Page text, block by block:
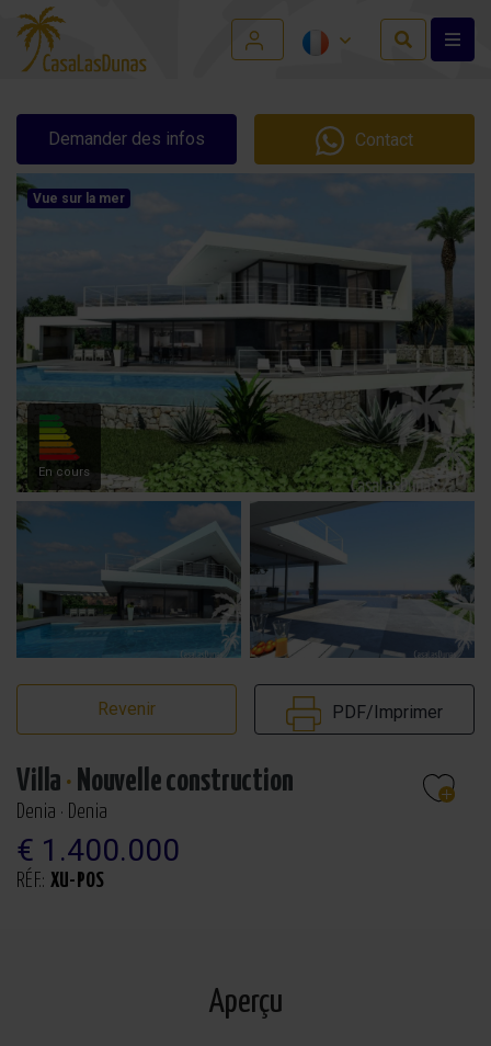
Demander des infos Contact
Vue sur la mer
En cours
Revenir PDF/Imprimer
Villa · Nouvelle construction
Denia · Denia
€ 1.400.000
RÉF.: XU-POS
Aperçu